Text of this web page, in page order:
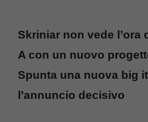
Skriniar non vede l’ora
A con un nuovo
Spunta una nuova big
l’annuncio decisivo